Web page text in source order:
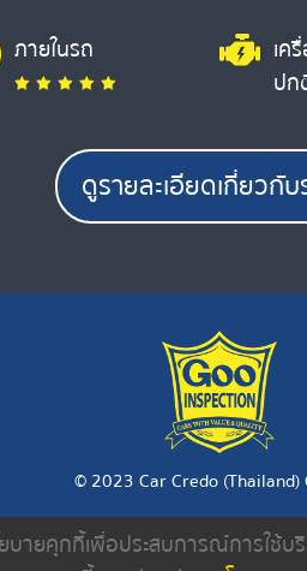
ภายในรถ
เค
ปก
ดูรายละเอียดเกี่ยวกั
© 2023 Car Credo (Thailand)
ค้นหารถมือสอง ดีลเล
บายคุกกี้เพื่อประสบการณ์การใ